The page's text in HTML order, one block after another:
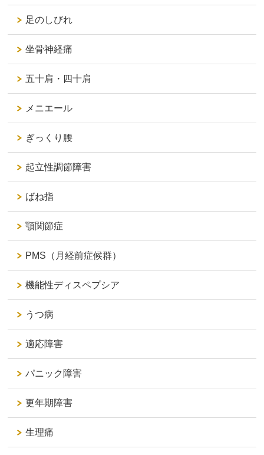
足のしびれ
坐骨神経痛
五十肩・四十肩
メニエール
ぎっくり腰
起立性調節障害
ばね指
顎関節症
PMS（月経前症候群）
機能性ディスペプシア
うつ病
適応障害
パニック障害
更年期障害
生理痛